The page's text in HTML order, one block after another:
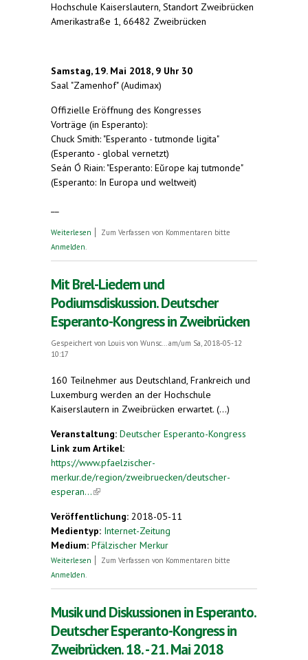
Hochschule Kaiserslautern, Standort Zweibrücken
Amerikastraße 1, 66482 Zweibrücken
Samstag, 19. Mai 2018, 9 Uhr 30
Saal "Zamenhof" (Audimax)
Offizielle Eröffnung des Kongresses
Vorträge (in Esperanto):
Chuck Smith: "Esperanto - tutmonde ligita"
(Esperanto - global vernetzt)
Seán Ó Riain: "Esperanto: Eŭrope kaj tutmonde"
(Esperanto: In Europa und weltweit)
Weiterlesen über Veranstaltungshinweise Drei-Länder-
Zum Verfassen von Kommentaren bitte
Anmelden.
Mit Brel-Liedern und
Podiumsdiskussion. Deutscher
Esperanto-Kongress in Zweibrücken
Gespeichert von Louis von Wunsc...am/um Sa, 2018-05-12
10:17
160 Teilnehmer aus Deutschland, Frankreich und
Luxemburg werden an der Hochschule
Kaiserslautern in Zweibrücken erwartet. (...)
Veranstaltung: Deutscher Esperanto-Kongress
Link zum Artikel:
https://www.pfaelzischer-
merkur.de/region/zweibruecken/deutscher-
esperan...(link is external)
Veröffentlichung: 2018-05-11
Medientyp: Internet-Zeitung
Medium: Pfälzischer Merkur
Weiterlesen über Mit Brel-Liedern und Podiumsdiskussion.
Zum Verfassen von Kommentaren bitte
Anmelden.
Musik und Diskussionen in Esperanto.
Deutscher Esperanto-Kongress in
Zweibrücken. 18. - 21. Mai 2018